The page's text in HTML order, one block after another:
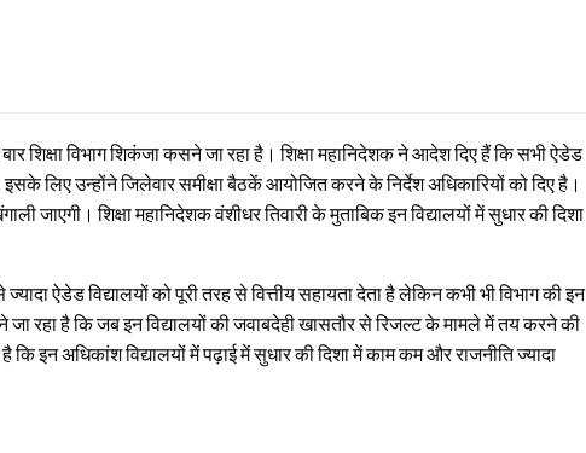
शिक्षा विभाग शिकंजा कसने जा रहा है। शिक्षा महानिदेशक ने आदेश दिए हैं कि सभी ऐडेड
लिए उन्होंने जिलेवार समीक्षा बैठकें आयोजित करने के निर्देश अधिकारियों को दिए है।
शिक्षा महानिदेशक वंशीधर तिवारी के मुताबिक इन विद्यालयों में सुधार की दिशा
ऐडेड विद्यालयों को पूरी तरह से वित्तीय सहायता देता है लेकिन कभी भी विभाग की इन
जा रहा है कि जब इन विद्यालयों की जवाबदेही खासतौर से रिजल्ट के मामले में तय करने की
कि इन अधिकांश विद्यालयों में पढ़ाई में सुधार की दिशा में काम कम और राजनीति ज्यादा